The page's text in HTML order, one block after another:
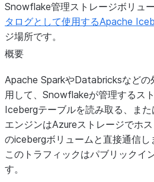
Snowflake管理ストレージボリュ
タログとして使用するApache
ジ場所です。
概要
Apache SparkやDatabricksなどの
用して、Snowflakeが管理するス
Icebergテーブルを読み取る、ま
エンジンはAzureストレージでホ
のicebergボリュームと直接通信し
このトラフィックはパブリックイ
す。